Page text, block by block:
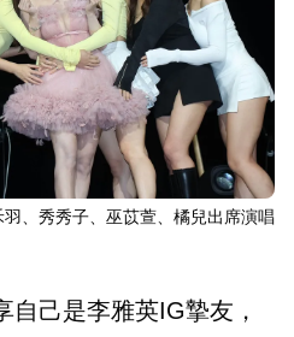
、秀秀子、巫苡萱、橘兒出席演唱
自己是李雅英IG摯友，